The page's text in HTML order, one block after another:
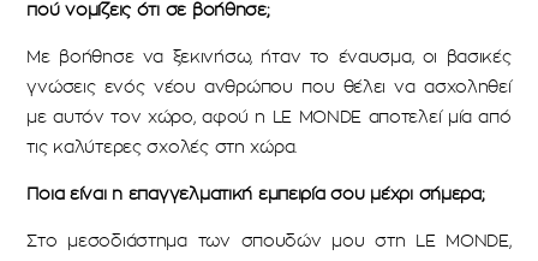
πού νομίζεις ότι σε βοήθησε;
Με βοήθησε να ξεκινήσω, ήταν το έναυσμα, οι βασικές
γνώσεις ενός νέου ανθρώπου που θέλει να ασχοληθεί
με αυτόν τον χώρο, αφού η LE MONDE αποτελεί μία από
τις καλύτερες σχολές στη χώρα.
Ποια είναι η επαγγελματική εμπειρία σου μέχρι σήμερα;
Στο μεσοδιάστημα των σπουδών μου στη LE MONDE,